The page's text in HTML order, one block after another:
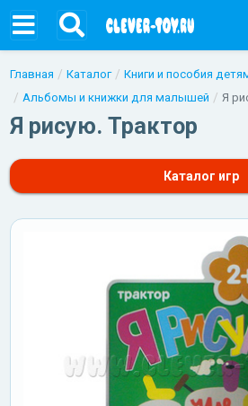
Главная Каталог
Книги и пособия
Альбомы и книжки для малышей
Я
Я рисую. Трактор
Каталог игр